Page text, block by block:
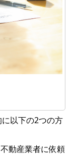
以下の2つの方
動産業者に依頼